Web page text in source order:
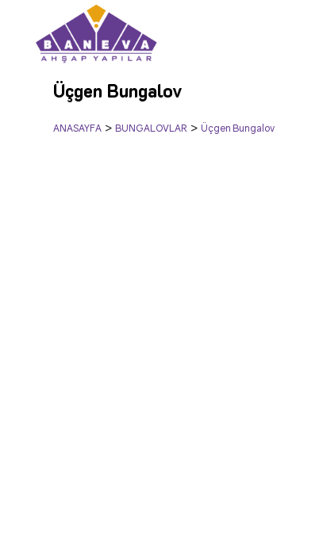
Üçgen Bungalov
ANASAYFA > BUNGALOVLAR > Üçgen Bungalov